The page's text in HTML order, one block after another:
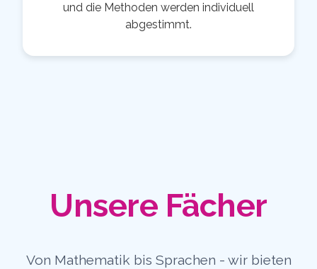
und die Methoden werden individuell
abgestimmt.
Unsere Fächer
Von Mathematik bis Sprachen - wir bieten